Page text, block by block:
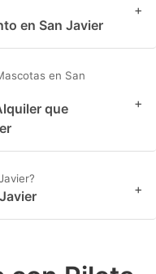
en San Javier
+
en San
que
+
+